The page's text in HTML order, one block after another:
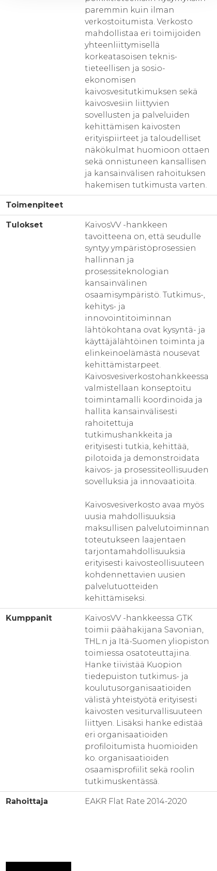
paremmin kuin ilman
verkostoitumista. Verkosto
mahdollistaa eri toimijoiden
yhteenliittymisellä
korkeatasoisen teknis-
tieteellisen ja sosio-
ekonomisen
kaivosvesitutkimuksen sekä
kaivosvesiin liittyvien
sovellusten ja palveluiden
kehittämisen kaivosten
erityispiirteet ja taloudelliset
näkökulmat huomioon ottaen
sekä onnistuneen kansallisen
ja kansainvälisen rahoituksen
hakemisen tutkimusta varten.
Toimenpiteet
Tulokset
KaivosVV -hankkeen
tavoitteena on, että seudulle
syntyy ympäristöprosessien
hallinnan ja
prosessiteknologian
kansainvälinen
osaamisympäristö. Tutkimus-,
kehitys- ja
innovointitoiminnan
lähtökohtana ovat kysyntä- ja
käyttäjälähtöinen toiminta ja
elinkeinoelämästä nousevat
kehittämistarpeet.
Kaivosvesiverkostohankkeessa
valmistellaan konseptoitu
toimintamalli koordinoida ja
hallita kansainvälisesti
rahoitettuja
tutkimushankkeita ja
erityisesti tutkia, kehittää,
pilotoida ja demonstroidata
kaivos- ja prosessiteollisuuden
sovelluksia ja innovaatioita.
Kaivosvesiverkosto avaa myös
uusia mahdollisuuksia
maksullisen palvelutoiminnan
toteutukseen laajentaen
tarjontamahdollisuuksia
erityisesti kaivosteollisuuteen
kohdennettavien uusien
palvelutuotteiden
kehittämiseksi.
Kumppanit
KaivosVV -hankkeessa GTK
toimii päähakijana Savonian,
THL:n ja Itä-Suomen yliopiston
toimiessa osatoteuttajina.
Hanke tiivistää Kuopion
tiedepuiston tutkimus- ja
koulutusorganisaatioiden
välistä yhteistyötä erityisesti
kaivosten vesiturvallisuuteen
liittyen. Lisäksi hanke edistää
eri organisaatioiden
profiloitumista huomioiden
ko. organisaatioiden
osaamisprofiilit sekä roolin
tutkimuskentässä.
Rahoittaja EAKR Flat Rate 2014-2020